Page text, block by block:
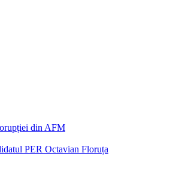
din AFM
PER Octavian Floruța